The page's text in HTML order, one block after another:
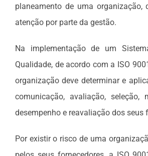
planeamento de uma organização,
atenção por parte da gestão.
Na implementação de um
Qualidade, de acordo com a ISO
organização deve determinar e
comunicação, avaliação, seleção,
desempenho e reavaliação dos seus
Por existir o risco de uma